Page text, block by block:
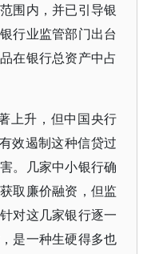
围内，并已引导银
行业监管部门出台
在银行总资产中占
上升，但中国央行
效遏制这种信贷过
。几家中小银行确
取廉价融资，但监
对这几家银行逐一
是一种生硬得多也